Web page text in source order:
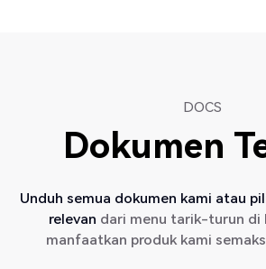
DOCS
Dokumen
Unduh semua dokumen kami atau
relevan dari menu tarik-turun di
manfaatkan produk kami